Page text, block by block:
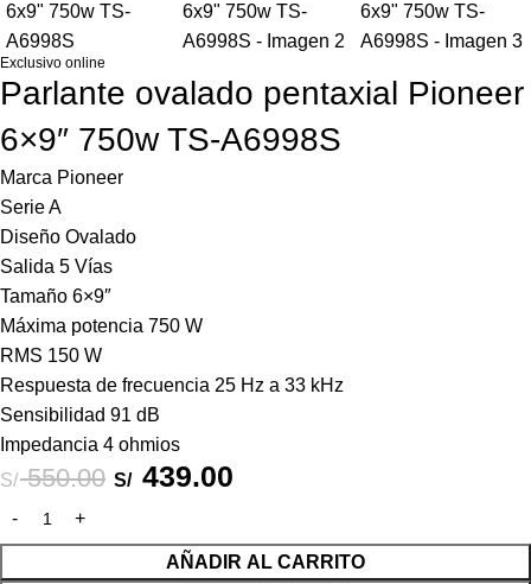
Exclusivo online
Parlante ovalado pentaxial Pioneer
6×9″ 750w TS-A6998S
Marca Pioneer
Serie A
Diseño Ovalado
Salida 5 Vías
Tamaño 6×9″
Máxima potencia 750 W
RMS 150 W
Respuesta de frecuencia 25 Hz a 33 kHz
Sensibilidad 91 dB
Impedancia 4 ohmios
S/550.00 S/ 439.00
AÑADIR AL CARRITO